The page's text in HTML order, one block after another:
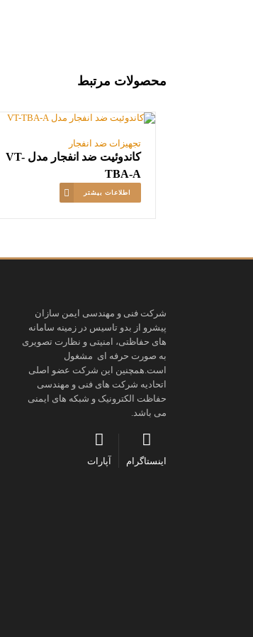
محصولات مرتبط
تجهیزات ضد انفجار
کاندوئیت ضد انفجار مدل VT-
TBA-A
اطلاعات بیشتر
شرکت فنی و مهندسی ایمن سازان
پیشرو از بدو تاسیس در زمینه سامانه
های حفاظتی، امنیتی و نظارت تصویری
به صورت حرفه ای مشغول
است.همچنین این شرکت عضو اصلی
اتحادیه شرکت های فنی و مهندسی
حفاظت الکترونیک و شبکه های ایمنی
می باشد.
اینستاگرام آپارات